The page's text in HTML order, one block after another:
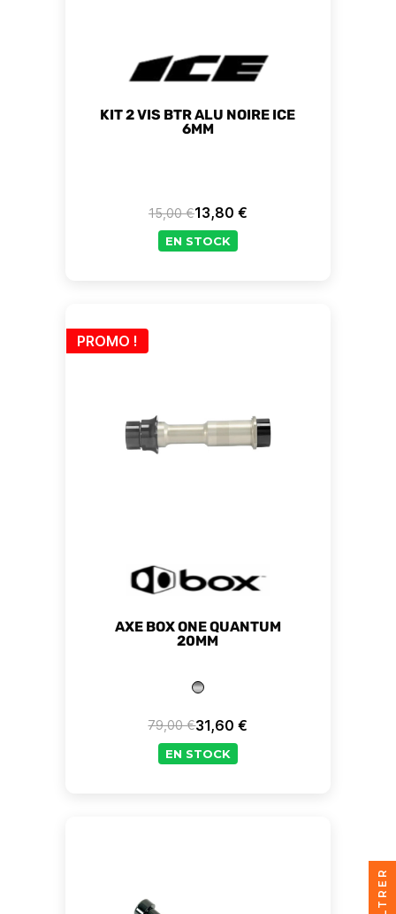
KIT 2 VIS BTR ALU NOIRE ICE
6MM
Prix de base
15,00 € Prix
13,80 €
EN STOCK
AXE BOX ONE QUANTUM
20MM
Prix de base
79,00 €Prix
31,60 €
EN STOCK
PROMO !
FILTRER